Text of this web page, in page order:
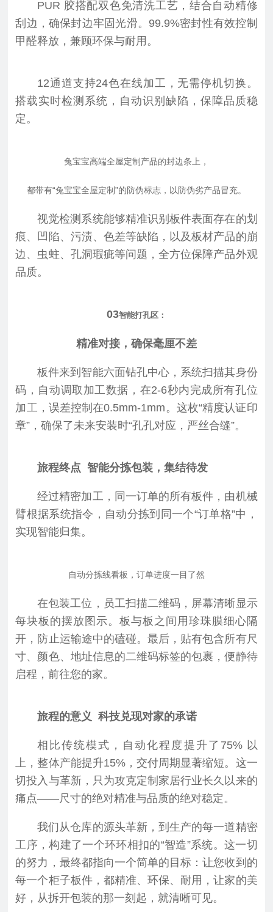
PUR 胶搭配双色免清洗工艺，结合自动精修
刮边，确保封边牢固光滑。99.9%密封性有效控制
甲醛释放，兼顾环保与耐用。
12通道支持24色在线加工，无需停机切换。
搭载实时检测系统，自动识别缺陷，保障品质稳
定。
兔宝宝高端全屋定制产品的封边条上，
都带有“兔宝宝全屋定制”的防伪标志，以防伪劣产品冒充。
视觉检测系统能够精准识别板件表面存在的划
痕、凹陷、污渍、色差等缺陷，以及板材产品的崩
边、虫蛀、孔洞瑕疵等问题，全方位保障产品外观
品质。
03智能打孔区：
精准对接，确保毫厘不差
板件来到智能六面钻孔中心，系统扫描其身份
码，自动调取加工数据，在2-6秒内完成所有孔位
加工，误差控制在0.5mm-1mm。这枚“精度认证印
章”，确保了未来安装时“孔孔对应，严丝合缝”。
旅程终点 智能分拣包装，集结待发
经过精密加工，同一订单的所有板件，由机械
臂根据系统指令，自动分拣到同一个“订单格”中，
实现智能归集。
自动分拣线看板，订单进度一目了然
在包装工位，员工扫描二维码，屏幕清晰显示
每块板的摆放图示。板与板之间用珍珠膜细心隔
开，防止运输途中的磕碰。最后，贴有包含所有尺
寸、颜色、地址信息的二维码标签的包裹，便静待
启程，前往您的家。
旅程的意义 科技兑现对家的承诺
相比传统模式，自动化程度提升了75% 以
上，整体产能提升15%，交付周期显著缩短。这一
切投入与革新，只为攻克定制家居行业长久以来的
痛点——尺寸的绝对精准与品质的绝对稳定。
我们从仓库的源头革新，到生产的每一道精密
工序，构建了一个环环相扣的“智造”系统。这一切
的努力，最终都指向一个简单的目标：让您收到的
每一个柜子板件，都精准、环保、耐用，让家的美
好，从拆开包装的那一刻起，就清晰可见。